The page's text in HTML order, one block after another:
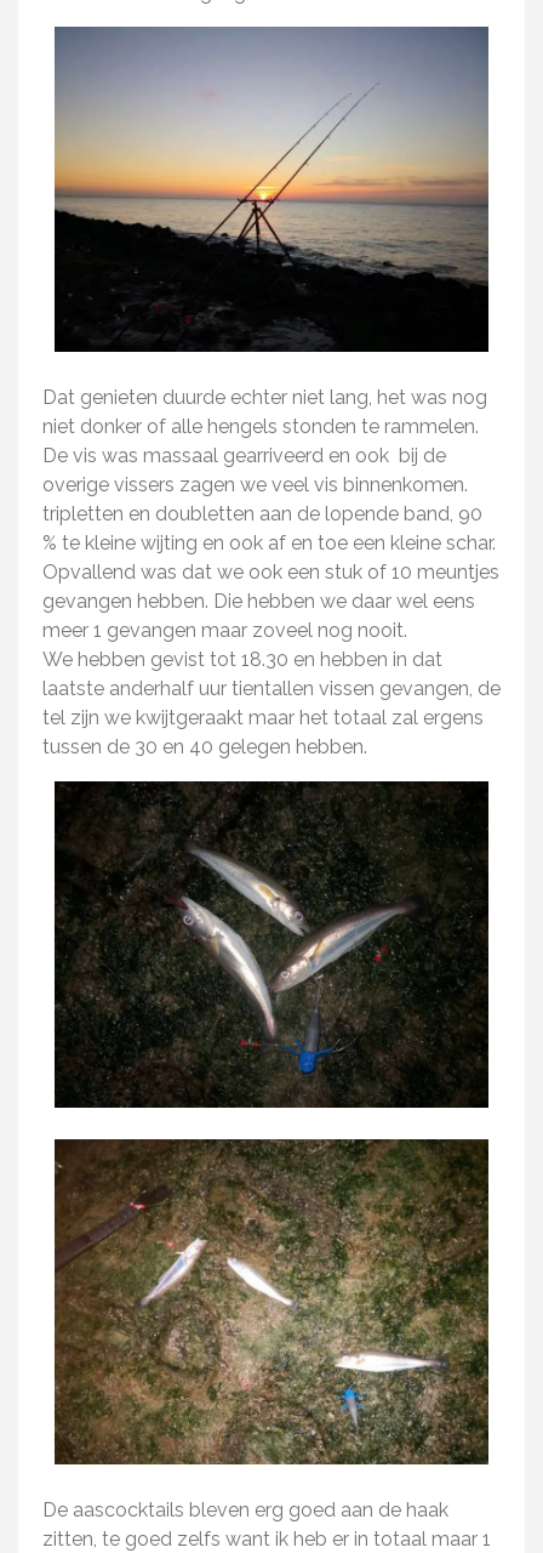
Dat genieten duurde echter niet lang, het was nog
niet donker of alle hengels stonden te rammelen.
De vis was massaal gearriveerd en ook bij de
overige vissers zagen we veel vis binnenkomen.
tripletten en doubletten aan de lopende band, 90
% te kleine wijting en ook af en toe een kleine schar.
Opvallend was dat we ook een stuk of 10 meuntjes
gevangen hebben. Die hebben we daar wel eens
meer 1 gevangen maar zoveel nog nooit.
We hebben gevist tot 18.30 en hebben in dat
laatste anderhalf uur tientallen vissen gevangen, de
tel zijn we kwijtgeraakt maar het totaal zal ergens
tussen de 30 en 40 gelegen hebben.
De aascocktails bleven erg goed aan de haak
zitten, te goed zelfs want ik heb er in totaal maar 1